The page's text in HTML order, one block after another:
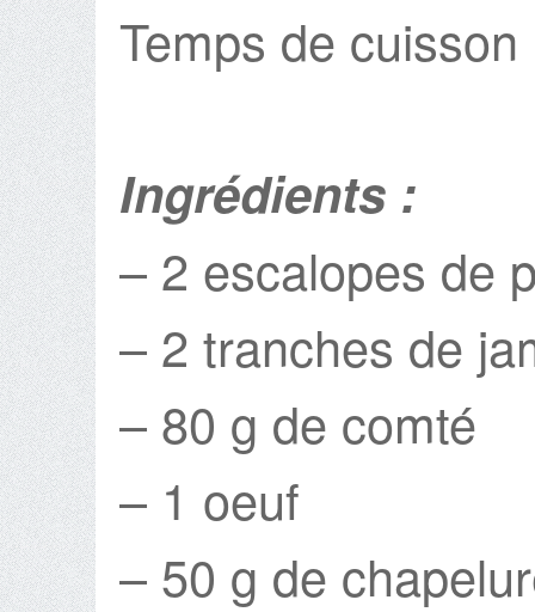
Temps de
Ingrédients :
– 2 escalopes de
– 2 tranches de
– 80 g de comté
– 1 oeuf
– 50 g de